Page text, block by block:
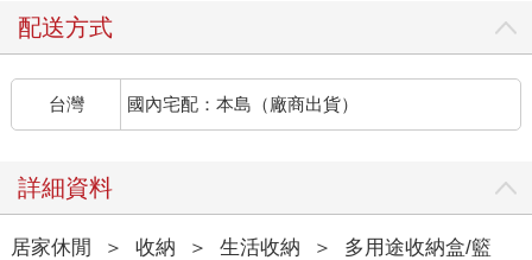
配送方式
台灣 國內宅配：本島（廠商出貨）
詳細資料
居家休閒 ＞ 收納 ＞ 生活收納 ＞ 多用途收納盒/籃